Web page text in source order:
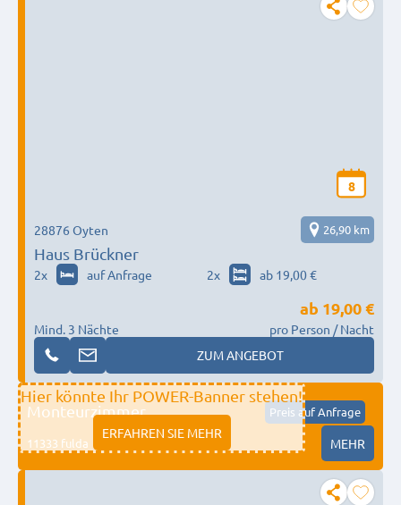
8
Haus Brückner
28876 Oyten 26,90 km
2x auf Anfrage 2x ab 19,00 €
Mind. 3 Nächte
ab 19,00 €
pro Person / Nacht
ZUM ANGEBOT
Hier könnte Ihr POWER-Banner stehen!
ERFAHREN SIE MEHR
Monteurzimmer Preis auf Anfrage
11333 fulda MEHR